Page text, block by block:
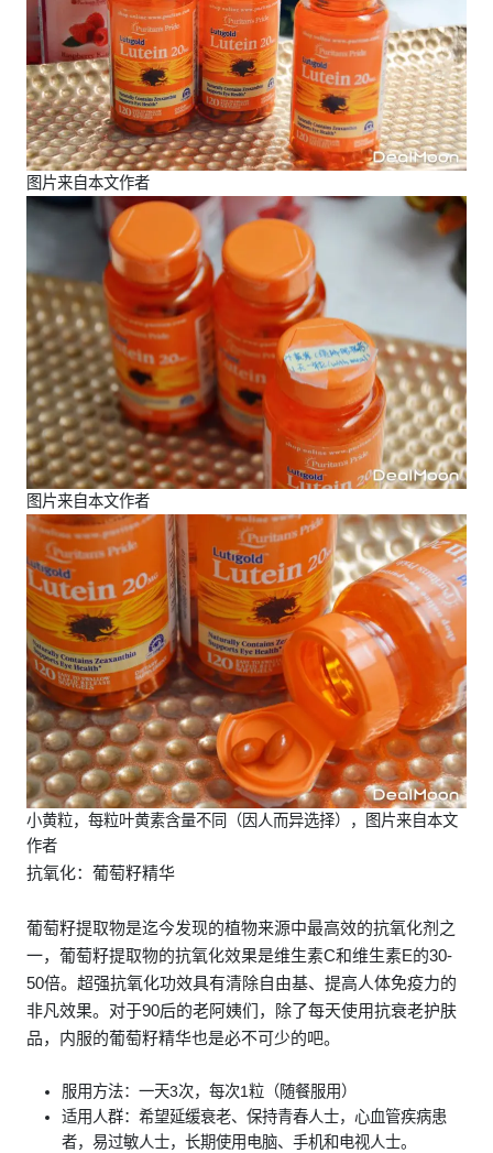
图片来自本文作者
图片来自本文作者
小黄粒，每粒叶黄素含量不同（因人而异选择），图片来自本文
作者
抗氧化：葡萄籽精华
葡萄籽提取物是迄今发现的植物来源中最高效的抗氧化剂之
一，葡萄籽提取物的抗氧化效果是维生素C和维生素E的30-
50倍。超强抗氧化功效具有清除自由基、提高人体免疫力的
非凡效果。对于90后的老阿姨们，除了每天使用抗衰老护肤
品，内服的葡萄籽精华也是必不可少的吧。
服用方法：一天3次，每次1粒（随餐服用）
适用人群：希望延缓衰老、保持青春人士，心血管疾病患
者，易过敏人士，长期使用电脑、手机和电视人士。